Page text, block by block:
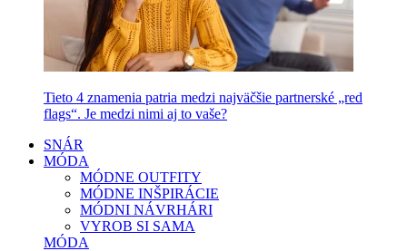
Tieto 4 znamenia patria medzi najväčšie partnerské „red
flags“. Je medzi nimi aj to vaše?
SNÁR
MÓDA
MÓDNE OUTFITY
MÓDNE INŠPIRÁCIE
MÓDNI NÁVRHÁRI
VYROB SI SAMA
MÓDA